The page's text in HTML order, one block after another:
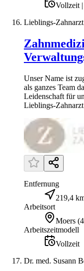
Vollzeit
Lieblings-
Unser Name ist
als ganzes Team
Leidenschaft für
Lieblings-
Entfernung
219,4
Arbeitsort
Moers (
Arbeitszeitmodell
Vollzeit
Dr. med. Susann